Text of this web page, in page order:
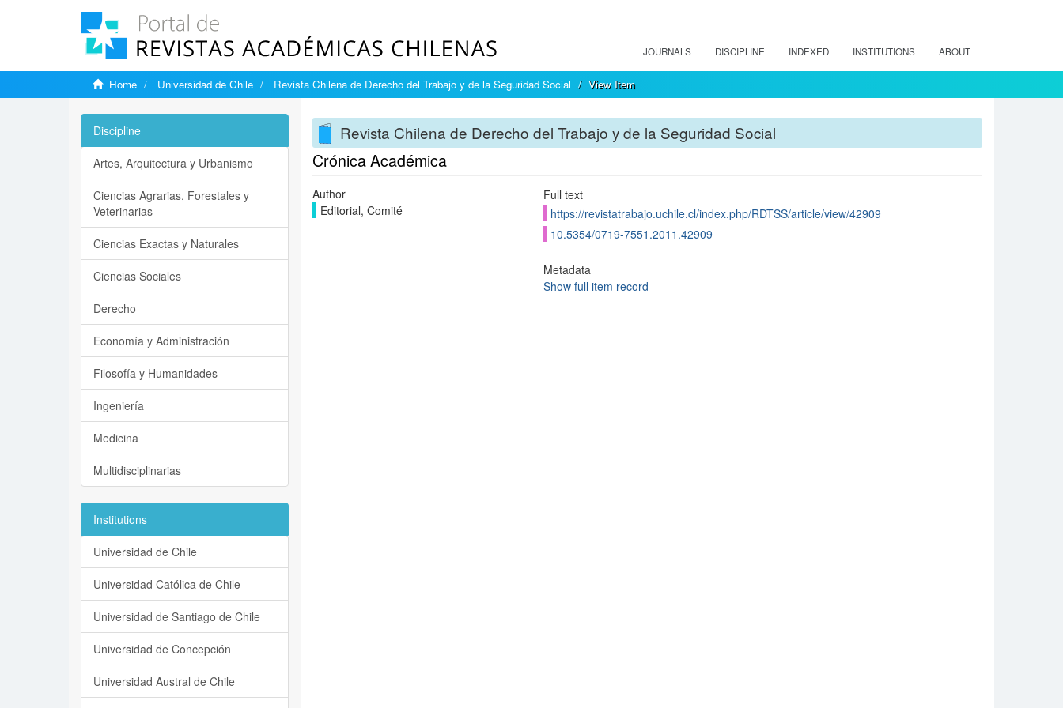
JOURNALS DISCIPLINE INDEXED INSTITUTIONS ABOUT
Home Universidad de Chile Revista Chilena de Derecho del Trabajo y de la Seguridad Social View Item
Revista Chilena de Derecho del Trabajo y de la Seguridad Social
Crónica Académica
Author
Editorial, Comité
Full text
https://revistatrabajo.uchile.cl/index.php/RDTSS/article/view/42909
10.5354/0719-7551.2011.42909
Metadata
Show full item record
Discipline
Artes, Arquitectura y Urbanismo
Ciencias Agrarias, Forestales y
Veterinarias
Ciencias Exactas y Naturales
Ciencias Sociales
Derecho
Economía y Administración
Filosofía y Humanidades
Ingeniería
Medicina
Multidisciplinarias
Institutions
Universidad de Chile
Universidad Católica de Chile
Universidad de Santiago de Chile
Universidad de Concepción
Universidad Austral de Chile